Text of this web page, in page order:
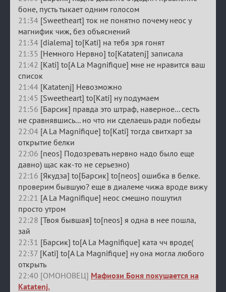
боне, пусть тыкает одним голосом
21:34 [Sweetheart] ток не понятно почему неос у
магнифик чиж, без объяснений
21:34 [dialema] to[Kati] на тебя зря гонят
21:35 [Немного Нервно] to[Katatenj] записала
21:42 [Kati] to[A La Magnifique] мне не нравится ваш
список
21:44 [Katatenj] Невозможно
21:45 [Sweetheart] to[Kati] ну подумаем
21:56 [Барсик] правда это штраф, наверное... сесть
не сравнявшись... но что ни сделаешь ради победы
22:04 [A La Magnifique] to[Kati] тогда свитхарт за
открытие белки
22:06 [neos] Подозревать нервно надо было еще
давно) щас как-то не серьезно)
22:16 [Якудза] to[Барсик] to[neos] ошибка в белке.
проверим бывшую? еще в диалеме чижа вроде вижу
22:21 [A La Magnifique] неос смешно пошутил
просто утром
22:28 [Твоя бывшая] to[neos] я одна в нее пошла,
зай
22:31 [Барсик] to[A La Magnifique] ката чч вроде(
22:37 [Kati] to[A La Magnifique] ну она могла любого
открыть
22:40 [ОМОНОВЕЦ] Мафиози Боня покушается на
Katatenj.